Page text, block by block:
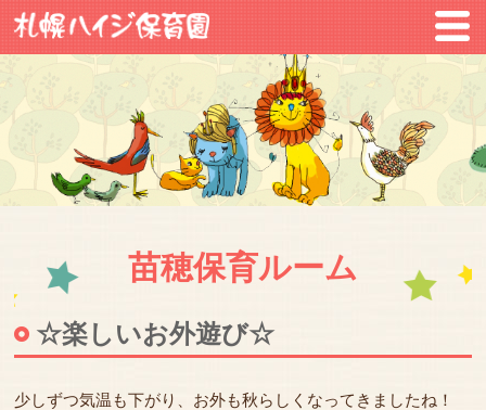
苗穂保育ルーム
☆楽しいお外遊び☆
少しずつ気温も下がり、お外も秋らしくなってきましたね！